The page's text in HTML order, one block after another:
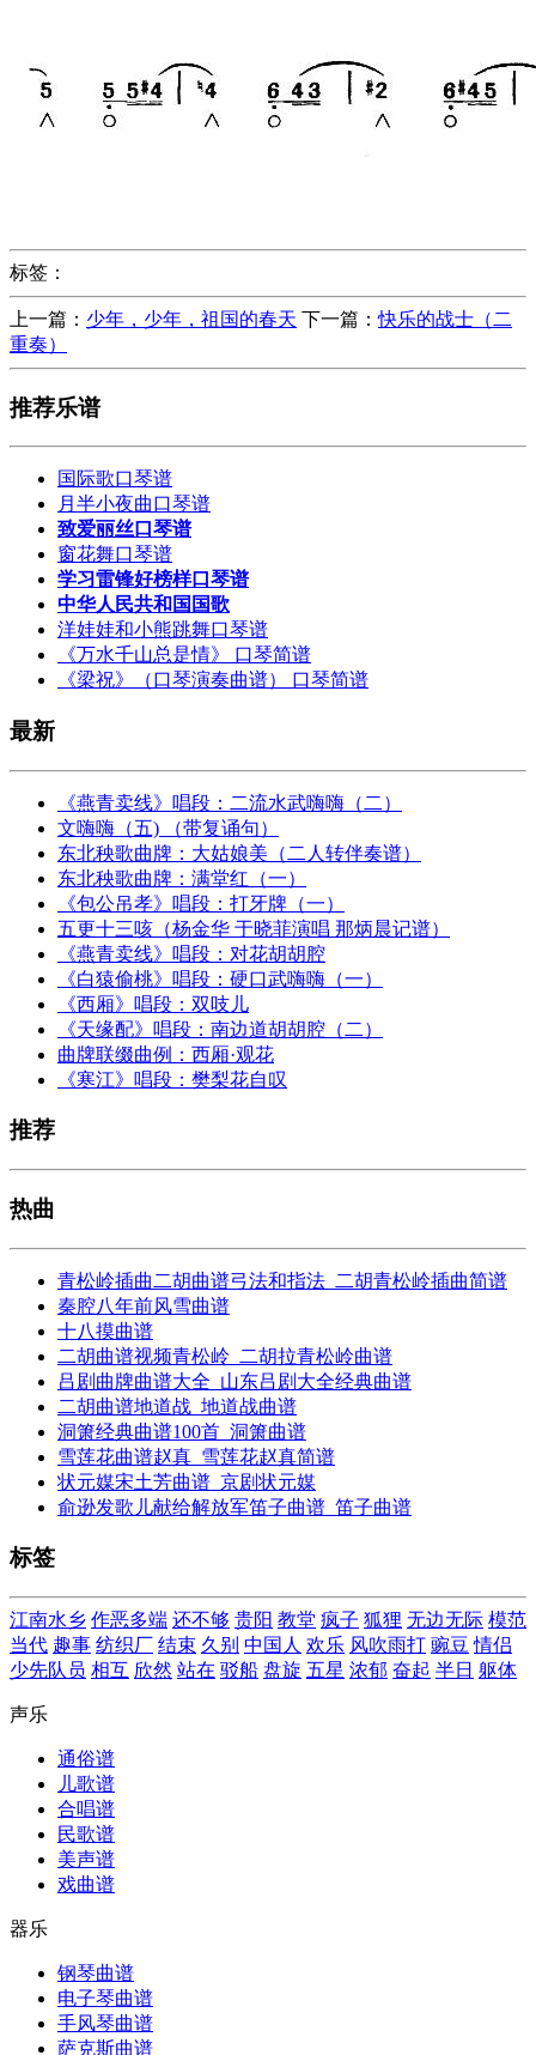
标签：
上一篇： 少年，少年，祖国的春天 下一篇：快乐的战士（二
重奏）
推荐乐谱
国际歌口琴谱
月半小夜曲口琴谱
致爱丽丝口琴谱
窗花舞口琴谱
学习雷锋好榜样口琴谱
中华人民共和国国歌
洋娃娃和小熊跳舞口琴谱
《万水千山总是情》 口琴简谱
《梁祝》（口琴演奏曲谱） 口琴简谱
最新
《燕青卖线》唱段：二流水武嗨嗨（二）
文嗨嗨（五) （带复诵句）
东北秧歌曲牌：大姑娘美（二人转伴奏谱）
东北秧歌曲牌：满堂红（一）
《包公吊孝》唱段：打牙牌（一）
五更十三咳（杨金华 于晓菲演唱 那炳晨记谱）
《燕青卖线》唱段：对花胡胡腔
《白猿偷桃》唱段：硬口武嗨嗨（一）
《西厢》唱段：双吱儿
《天缘配》唱段：南边道胡胡腔（二）
曲牌联缀曲例：西厢·观花
《寒江》唱段：樊梨花自叹
推荐
热曲
青松岭插曲二胡曲谱弓法和指法_二胡青松岭插曲简谱
秦腔八年前风雪曲谱
十八摸曲谱
二胡曲谱视频青松岭_二胡拉青松岭曲谱
吕剧曲牌曲谱大全_山东吕剧大全经典曲谱
二胡曲谱地道战_地道战曲谱
洞箫经典曲谱100首_洞箫曲谱
雪莲花曲谱赵真_雪莲花赵真简谱
状元媒宋土芳曲谱_京剧状元媒
俞逊发歌儿献给解放军笛子曲谱_笛子曲谱
标签
江南水乡 作恶多端 还不够 贵阳 教堂 疯子 狐狸 无边无际 模范
当代 趣事 纺织厂 结束 久别 中国人 欢乐 风吹雨打 豌豆 情侣
少先队员 相互 欣然 站在 驳船 盘旋 五星 浓郁 奋起 半日 躯体
声乐
通俗谱
儿歌谱
合唱谱
民歌谱
美声谱
戏曲谱
器乐
钢琴曲谱
电子琴曲谱
手风琴曲谱
萨克斯曲谱